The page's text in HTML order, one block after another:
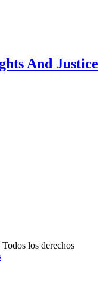
And Justice
los derechos